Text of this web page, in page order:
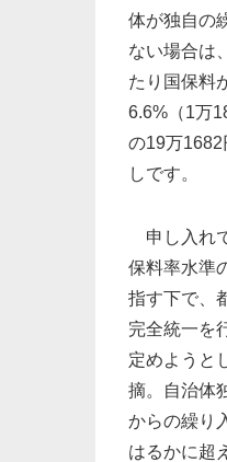
体が独自の
ない場合は
たり国保料
6.6%（1万
の19万1682
しです。
申し入れ
保料率水準
指す下で、
完全統一を
定めようと
摘。自治体
からの繰り
はるかに超